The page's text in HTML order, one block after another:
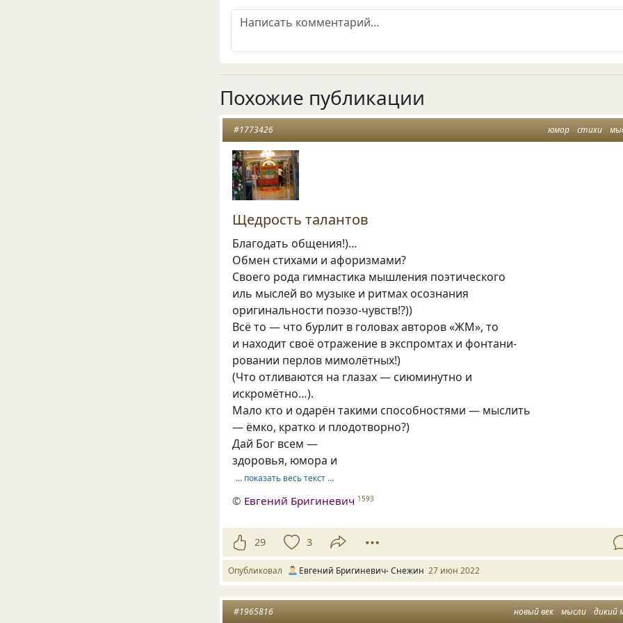
Похожие публикации
юмор стихи
#1773426
Щедрость талантов
Благодать общения!)…
Обмен стихами и афоризмами?
Своего рода гимнастика мышления поэтического
иль мыслей во музыке и ритмах осознания
оригинальности поэзо-чувств!?))
Всё то — что бурлит в головах авторов «ЖМ», то
и находит своё отражение в экспромтах и фонтани-
ровании перлов мимолётных!)
(Что отливаются на глазах — сиюминутно и
искромётно…).
Мало кто и одарён такими способностями — мыслить
— ёмко, кратко и плодотворно?)
Дай Бог всем —
здоровья, юмора и
… показать весь текст …
© Евгений Бригиневич 1593
29 3
Опубликовал Евгений Бригиневич- Снежин 27 июн 2022
новый век мысли дикий
#1965816